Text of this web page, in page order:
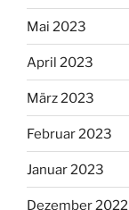
Mai 2023
April 2023
März 2023
Februar 2023
Januar 2023
Dezember 2022